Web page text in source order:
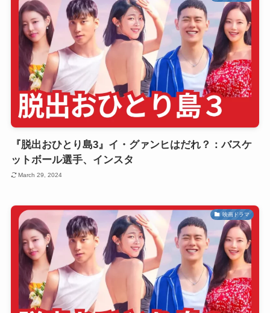
『脱出おひとり島3』イ・グァンヒはだれ？：バスケ
ットボール選手、インスタ
March 29, 2024
映画ドラマ